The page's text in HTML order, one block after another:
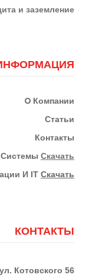
и заземление
О Компании
Статьи
Контакты
Системы Скачать
И IT Скачать
КОНТАКТЫ
Котовского 56